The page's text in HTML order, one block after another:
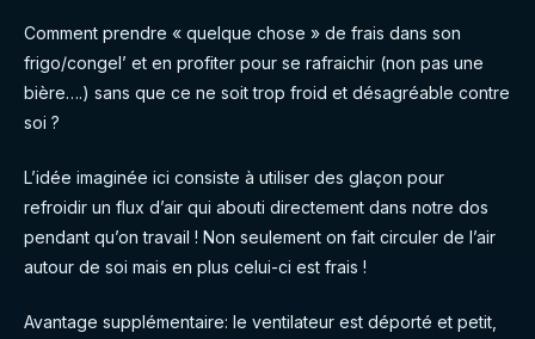
Comment prendre « quelque chose » de frais dans son
frigo/congel’ et en profiter pour se rafraichir (non pas une
bière….) sans que ce ne soit trop froid et désagréable contre
soi ?
L’idée imaginée ici consiste à utiliser des glaçon pour
refroidir un flux d’air qui abouti directement dans notre dos
pendant qu’on travail ! Non seulement on fait circuler de l’air
autour de soi mais en plus celui-ci est frais !
Avantage supplémentaire: le ventilateur est déporté et petit,